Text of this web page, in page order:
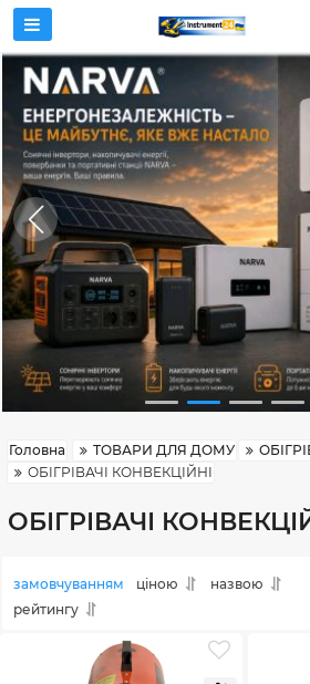
Головна ТОВАРИ ДЛЯ ДОМУ
ОБІГРІВАЧІ КОНВЕКЦІЙНІ
ОБІГРІВАЧІ
замовчуванням ціною
назвою
рейтингу